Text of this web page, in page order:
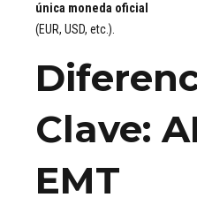
única moneda oficial
(EUR, USD, etc.).
Clave:
EMT